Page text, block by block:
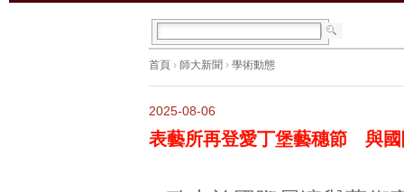
首頁 › 師大新聞 › 學術動態
2025-08-06
表藝所再登愛丁堡藝穗節 與國